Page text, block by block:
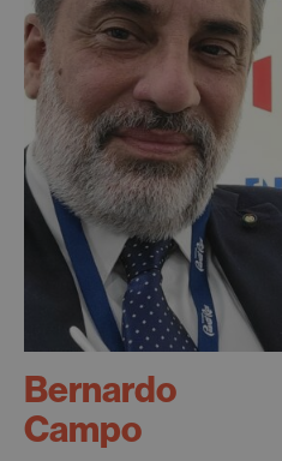
Bernardo
Campo